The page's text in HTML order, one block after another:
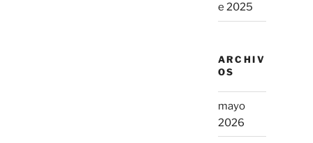
e 2025
ARCHIV
OS
mayo
2026